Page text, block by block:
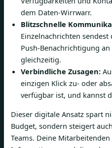
dem Daten-Wirrwarr.
Blitzschnelle
Einzelnachrichten
Push-Benachrichtigung
gleichzeitig.
Verbindliche Zusagen:
einzigen Klick zu- oder
verfügbar ist, und kannst
Dieser digitale Ansatz spart
Budget, sondern steigert
Teams. Deine